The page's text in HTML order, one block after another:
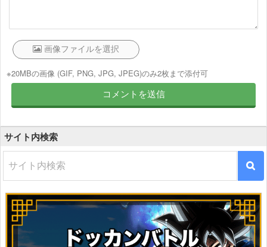
※20MBの画像 (GIF, PNG, JPG, JPEG)のみ2枚まで添付可
サイト内検索